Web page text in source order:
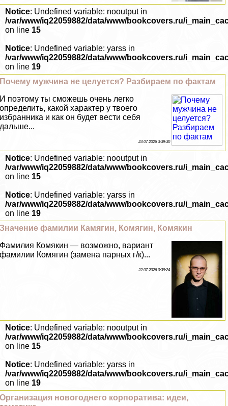
Notice: Undefined variable: nooutput in
/var/www/iq22059882/data/www/bookcovers.ru/
on line 15
Notice: Undefined variable: yarss in
/var/www/iq22059882/data/www/bookcovers.ru/
on line 19
Почему мужчина не целуется? Разбираем по фактам
И поэтому ты сможешь очень легко
определить, какой хаpaктер у твоего
избранника и как он будет вести себя
дальше...
23 07 2026 3:39:30
Notice: Undefined variable: nooutput in
/var/www/iq22059882/data/www/bookcovers.ru/
on line 15
Notice: Undefined variable: yarss in
/var/www/iq22059882/data/www/bookcovers.ru/
on line 19
Значение фамилии Камягин, Комягин, Комякин
Фамилия Комякин — возможно, вариант
фамилии Комягин (замена парных г/к)...
22 07 2026 0:39:24
Notice: Undefined variable: nooutput in
/var/www/iq22059882/data/www/bookcovers.ru/
on line 15
Notice: Undefined variable: yarss in
/var/www/iq22059882/data/www/bookcovers.ru/
on line 19
Организация новогоднего корпоратива: идеи,